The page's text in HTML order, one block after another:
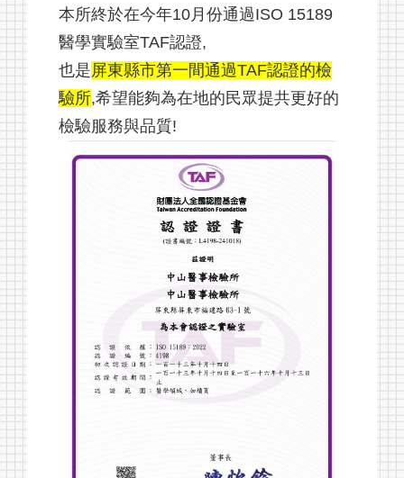
健康資訊
檢驗項目
最新消息
關於我們
健檢套組
採檢須知
本所終於在今年10月份通過ISO 15189
醫學實驗室TAF認證,
也是屏東縣市第一間通過TAF認證的檢
驗所,希望能夠為在地的民眾提共更好的
檢驗服務與品質!